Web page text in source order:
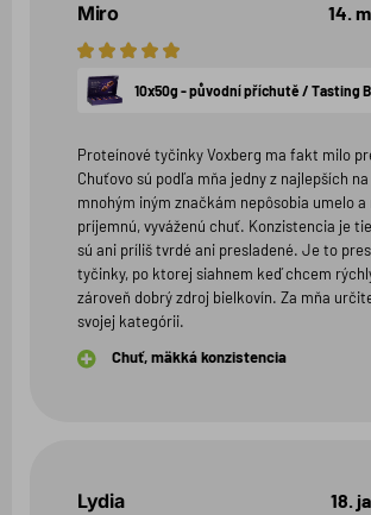
Miro
5
hviezdičiek
10x50g - původní příchutě / Tasting
14.
Proteínové tyčinky Voxberg ma fakt milo
Chuťovo sú podľa mňa jedny z najlepších
mnohým iným značkám nepôsobia umelo a
príjemnú, vyváženú chuť. Konzistencia je
sú ani príliš tvrdé ani presladené. Je to
tyčinky, po ktorej siahnem keď chcem
zároveň dobrý zdroj bielkovín. Za mňa
svojej kategórii.
Chuť, mäkká konzistencia
Lydia 18.